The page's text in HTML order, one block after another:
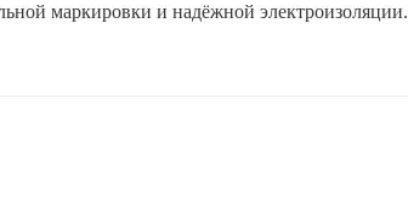
маркировки и надёжной электроизоляции.